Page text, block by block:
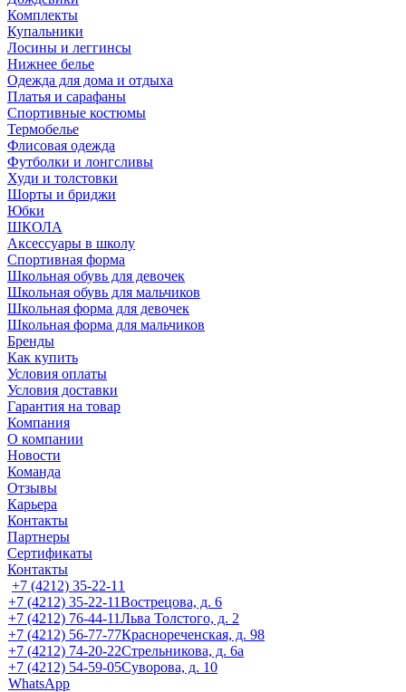
Комплекты
Купальники
Лосины и леггинсы
Нижнее белье
Одежда для дома и отдыха
Платья и сарафаны
Спортивные костюмы
Термобелье
Флисовая одежда
Футболки и лонгсливы
Худи и толстовки
Шорты и бриджи
Юбки
ШКОЛА
Аксессуары в школу
Спортивная форма
Школьная обувь для девочек
Школьная обувь для мальчиков
Школьная форма для девочек
Школьная форма для мальчиков
Бренды
Как купить
Условия оплаты
Условия доставки
Гарантия на товар
Компания
О компании
Новости
Команда
Отзывы
Карьера
Контакты
Партнеры
Сертификаты
Контакты
+7 (4212) 35-22-11
+7 (4212) 35-22-11Вострецова, д. 6
+7 (4212) 76-44-11Льва Толстого, д. 2
+7 (4212) 56-77-77Краснореченская, д. 98
+7 (4212) 74-20-22Стрельникова, д. 6а
+7 (4212) 54-59-05Суворова, д. 10
WhatsApp